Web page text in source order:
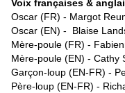
Voix françaises &
Oscar (FR) - Margot
Oscar (EN) - Blaise
Mère-poule (FR) -
Mère-poule (EN) - Cathy
Garçon-loup (EN-FR) -
Père-loup (EN-FR) -